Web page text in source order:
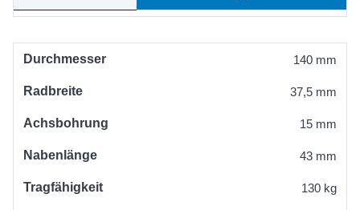
Durchmesser 140 mm
Radbreite 37,5 mm
Achsbohrung 15 mm
Nabenlänge 43 mm
Tragfähigkeit 130 kg